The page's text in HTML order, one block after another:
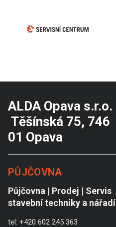
ALDA Opava s.r.o.
Těšínská 75, 746
01 Opava
PŮJČOVNA
Půjčovna | Prodej | Servis
stavební techniky a nářadí
tel: +420 602 245 363